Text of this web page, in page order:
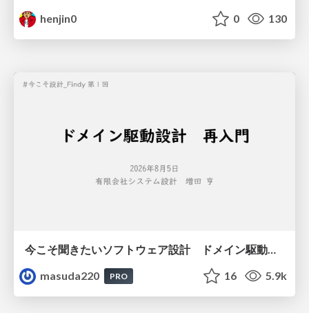
henjin0
0 130
masuda220
PRO 16 5.9k